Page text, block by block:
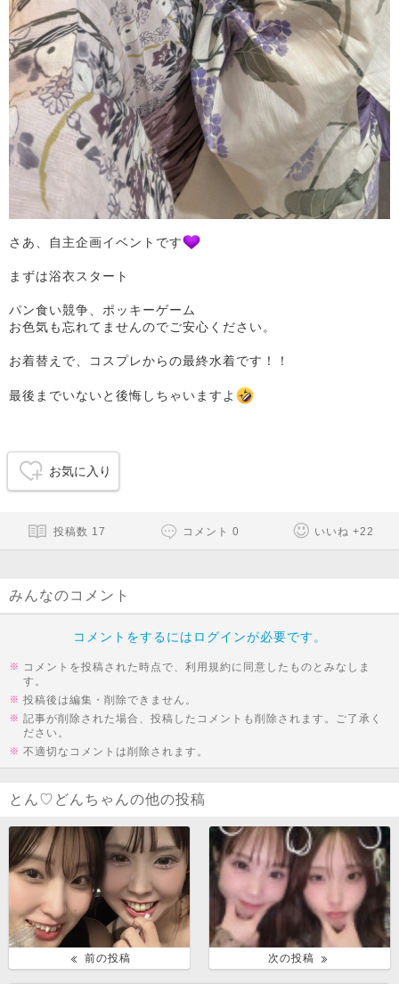
さあ、自主企画イベントです
まずは浴衣スタート
パン食い競争、ポッキーゲーム
お色気も忘れてませんのでご安心ください。
お着替えで、コスプレからの最終水着です！！
最後までいないと後悔しちゃいますよ
お気に入り
投稿数 17 コメント 0 いいね +22
みんなのコメント
コメントをするにはログインが必要です。
コメントを投稿された時点で、利用規約に同意したものとみなしま
す。
投稿後は編集・削除できません。
記事が削除された場合、投稿したコメントも削除されます。ご了承く
ださい。
不適切なコメントは削除されます。
とん♡どんちゃんの他の投稿
前の投稿 次の投稿